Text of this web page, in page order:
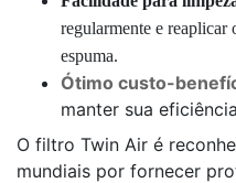
regularmente e reaplicar
espuma.
Ótimo custo-
manter sua
O filtro Twin Air é
mundiais por fornecer